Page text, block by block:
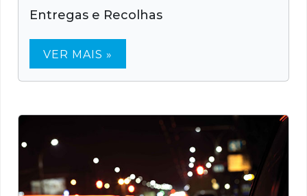
Entregas e Recolhas
VER MAIS »